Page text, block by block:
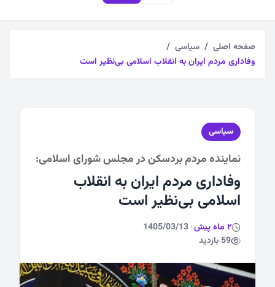
چندرسانه
فرهنگی
ورزشی
صفحه اصلی
سیاسی
وفاداری مردم ایران به انقلاب اسلامی بی‌نظیر است
سیاسی
نماینده مردم بردسکن در مجلس شورای اسلامی:
وفاداری مردم ایران به انقلاب
اسلامی بی‌نظیر است
2 ماه پیش ·
1405/03/13
59 بازدید